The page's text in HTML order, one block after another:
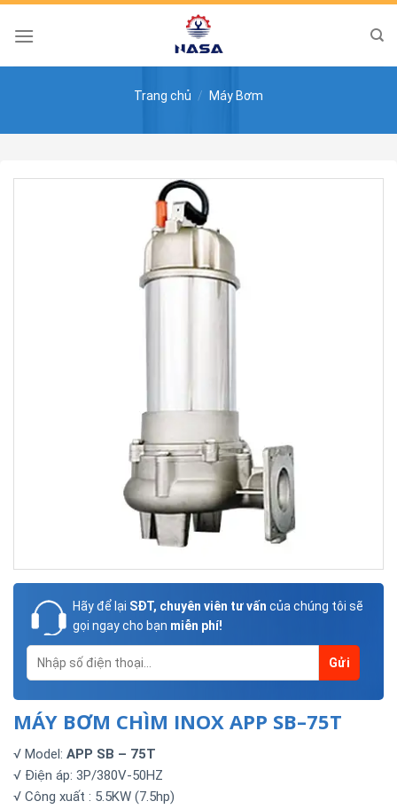
Skip
Trang chủ / Máy Bơm
Hãy để lại SĐT, chuyên viên tư vấn của chúng tôi sẽ
gọi ngay cho bạn miễn phí!
MÁY BƠM CHÌM INOX APP SB–75T
√ Model: APP SB – 75T
√ Điện áp: 3P/380V-50HZ
√ Công xuất : 5.5KW (7.5hp)